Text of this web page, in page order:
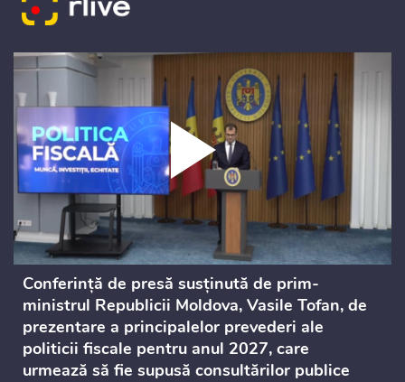
Conferință de presă susținută de prim-
ministrul Republicii Moldova, Vasile Tofan, de
prezentare a principalelor prevederi ale
politicii fiscale pentru anul 2027, care
urmează să fie supusă consultărilor publice